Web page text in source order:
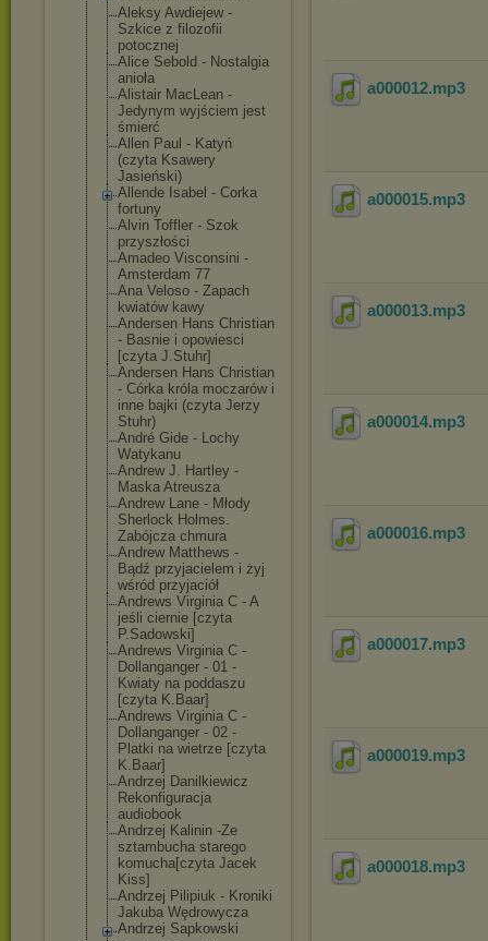
Aleksy Awdiejew -
Szkice z filozofii
potocznej
Alice Sebold - Nostalgia
anioła
Alistair MacLean -
Jedynym wyjściem jest
śmierć
Allen Paul - Katyń
(czyta Ksawery
Jasieński)
Allende Isabel - Corka
fortuny
Alvin Toffler - Szok
przyszłości
Amadeo Visconsini -
Amsterdam 77
Ana Veloso - Zapach
kwiatów kawy
Andersen Hans Christian
- Basnie i opowiesci
[czyta J.Stuhr]
Andersen Hans Christian
- Córka króla moczarów i
inne bajki (czyta Jerzy
Stuhr)
André Gide - Lochy
Watykanu
Andrew J. Hartley -
Maska Atreusza
Andrew Lane - Młody
Sherlock Holmes.
Zabójcza chmura
Andrew Matthews -
Bądź przyjacielem i żyj
wśród przyjaciół
Andrews Virginia C - A
jeśli ciernie [czyta
P.Sadowski]
Andrews Virginia C -
Dollanganger - 01 -
Kwiaty na poddaszu
[czyta K.Baar]
Andrews Virginia C -
Dollanganger - 02 -
Platki na wietrze [czyta
K.Baar]
Andrzej Danilkiewicz
Rekonfiguracja
audiobook
Andrzej Kalinin -Ze
sztambucha starego
komucha[czyta Jacek
Kiss]
Andrzej Pilipiuk - Kroniki
Jakuba Wędrowycza
Andrzej Sapkowski
a000012.mp3
a000015.mp3
a000013.mp3
a000014.mp3
a000016.mp3
a000017.mp3
a000019.mp3
a000018.mp3